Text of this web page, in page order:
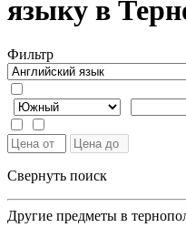
языку в
Фильтр
Свернуть поиск
Другие предметы в